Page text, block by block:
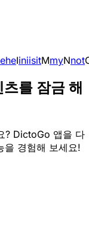
heIiniisitMmyNnot
를 잠금 해
? DictoGo 앱을 다
을 경험해 보세요!